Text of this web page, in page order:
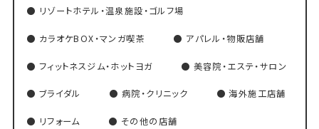
リゾートホテル・温泉施設・ゴルフ場
カラオケBOX・マンガ喫茶 アパレル・物販店舗
フィットネスジム・ホットヨガ 美容院・エステ・サロン
ブライダル 病院・クリニック 海外施工店舗
リフォーム その他の店舗